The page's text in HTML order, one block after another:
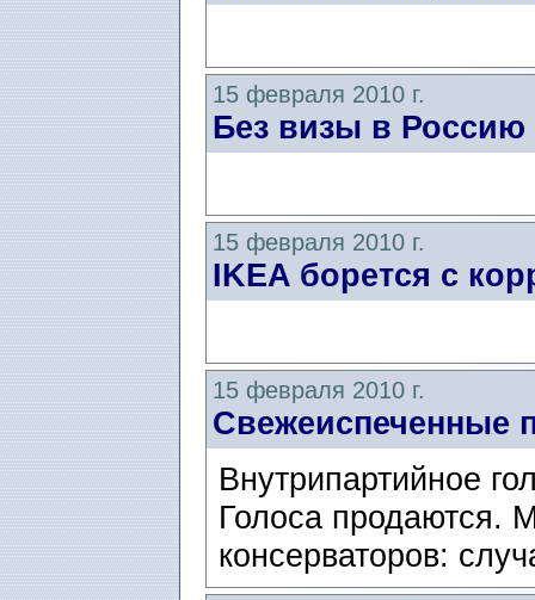
15 февраля 2010 г.
Без визы в Россию
15 февраля 2010 г.
IKEA борется с
15 февраля 2010 г.
Свежеиспеченные
Внутрипартийное
Голоса продаются.
консерваторов: